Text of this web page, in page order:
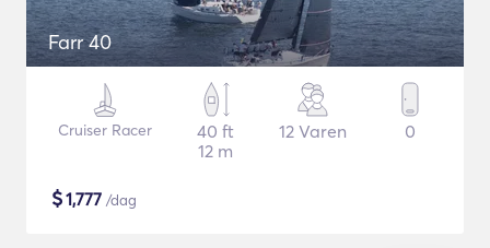
Farr 40
Cruiser Racer
40 ft
12 m
12 Varen 0
$1,777 /dag